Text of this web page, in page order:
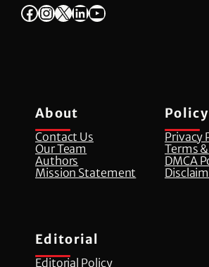
Facebook InstagramX LinkedIn YouTube
About
Contact Us
Our Team
Authors
Mission Statement
Policy
Privacy
Terms
DMCA
Editorial
Editorial Policy